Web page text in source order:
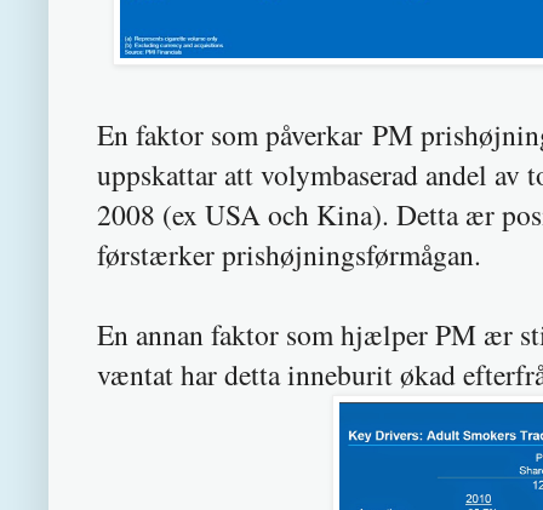
En faktor som påverkar PM
uppskattar att volymbaserad andel
2008 (ex USA och Kina). Detta ær
førstærker prishøjningsførmågan.
En annan faktor som hjælper PM ær
væntat har detta inneburit økad